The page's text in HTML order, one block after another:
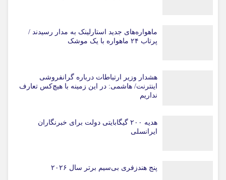
ماهواره‌های جدید استارلینک به مدار رسیدند /
پرتاب ۲۴ ماهواره با یک موشک
هشدار وزیر ارتباطات درباره گرانفروشی
اینترنت/ هاشمی: در این زمینه با هیچ‌کس تعارف
نداریم
هدیه ۲۰۰ گیگابایتی دولت برای خبرنگاران
ایرانسلی
پنج هندزفری بی‌سیم برتر سال ۲۰۲۶